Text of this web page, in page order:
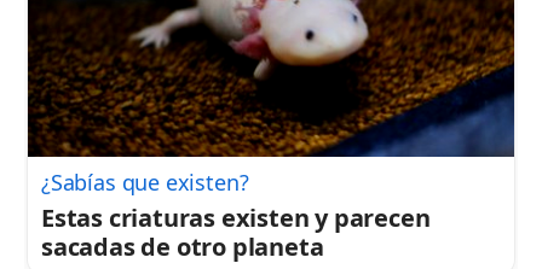
¿Sabías que existen?
Estas criaturas existen y parecen
sacadas de otro planeta